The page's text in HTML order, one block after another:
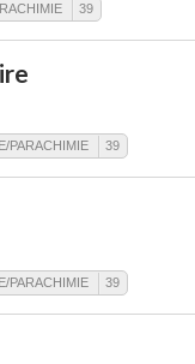
39
PARACHIMIE 39
PARACHIMIE 39